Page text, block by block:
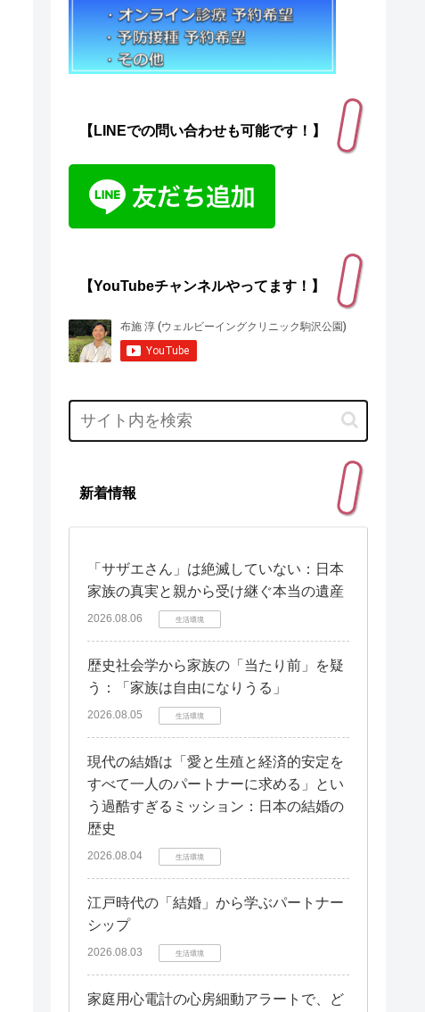
【LINEでの問い合わせも可能です！】
【YouTubeチャンネルやってます！】
新着情報
「サザエさん」は絶滅していない：日本
家族の真実と親から受け継ぐ本当の遺産
2026.08.06 生活環境
歴史社会学から家族の「当たり前」を疑
う：「家族は自由になりうる」
2026.08.05 生活環境
現代の結婚は「愛と生殖と経済的安定を
すべて一人のパートナーに求める」とい
う過酷すぎるミッション：日本の結婚の
歴史
2026.08.04 生活環境
江戸時代の「結婚」から学ぶパートナー
シップ
2026.08.03 生活環境
家庭用心電計の心房細動アラートで、ど